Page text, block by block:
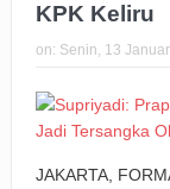
KPK Keliru
on: Senin, 13
JAKARTA,